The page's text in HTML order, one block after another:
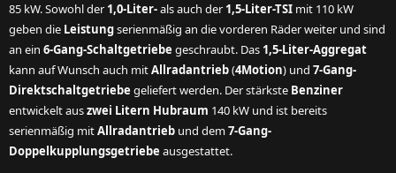
85 kW. Sowohl der 1,0-Liter-als auch der 1,5-Liter-TSI mit 110 kW
geben die Leistungserienmäßig an die vorderen Räder weiter und sind
an ein 6-Gang-Schaltgetriebe geschraubt. Das 1,5-Liter-Aggregat
kann auf Wunsch auch mitAllradantrieb(4Motion) und 7-Gang-
Direktschaltgetriebe geliefert werden. Der stärkste Benziner
entwickelt auszwei Litern Hubraum 140 kW und ist bereits
serienmäßig mitAllradantrieb und dem7-Gang-
Doppelkupplungsgetriebe ausgestattet.